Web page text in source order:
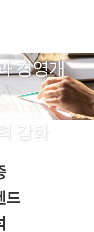
경영개
강화
드